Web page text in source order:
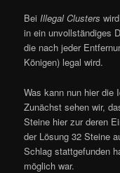
BeiIllegal Clusters
in ein unvollständiges
die nach jeder
Königen) legal wird.
Was kann nun hier die
Zunächst sehen wir,
Steine hier zur deren
der Lösung 32 Steine
Schlag stattgefunden
möglich war.